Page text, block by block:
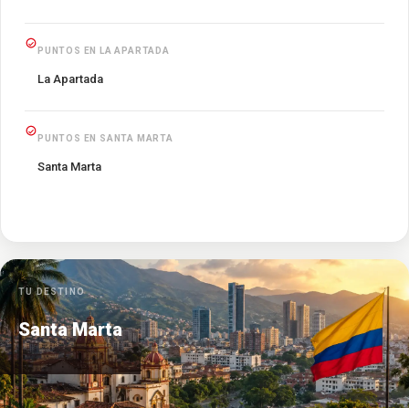
PUNTOS EN LA APARTADA
La Apartada
PUNTOS EN SANTA MARTA
Santa Marta
TU DESTINO
Santa Marta